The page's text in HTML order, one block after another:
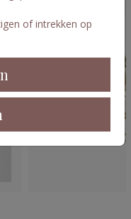
of intrekken op